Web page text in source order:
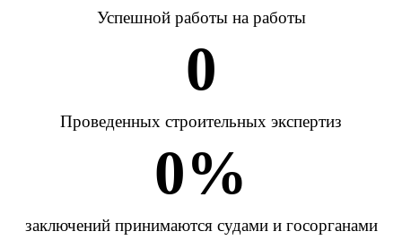
Успешной работы на работы
0
Проведенных строительных экспертиз
0%
заключений принимаются судами и госорганами